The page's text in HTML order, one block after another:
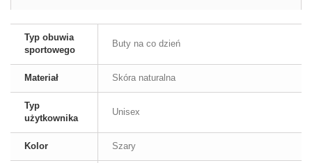
Typ obuwia
sportowego
Buty na co dzień
Materiał Skóra naturalna
Typ
użytkownika
Unisex
Kolor Szary